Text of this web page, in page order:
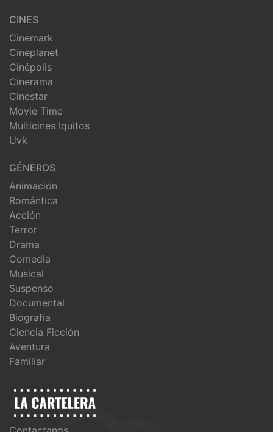
CINES
Cinemark
Cineplanet
Cinépolis
Cinerama
Cinestar
Movie Time
Multicines Iquitos
Uvk
GÉNEROS
Animación
Romántica
Acción
Terror
Drama
Comedia
Musical
Suspenso
Documental
Biografía
Ciencia Ficción
Aventura
Familiar